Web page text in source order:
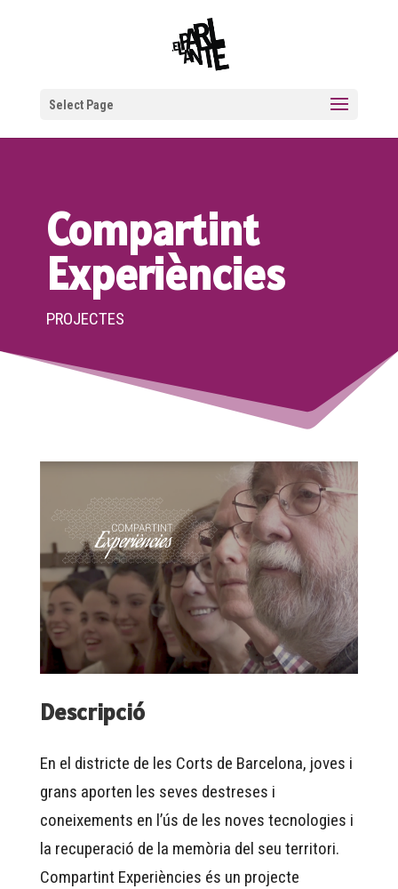
Select Page
Compartint
Experiències
PROJECTES
Descripció
En el districte de les Corts de Barcelona, joves i
grans aporten les seves destreses i
coneixements en l’ús de les noves tecnologies i
la recuperació de la memòria del seu territori.
Compartint Experiències és un projecte